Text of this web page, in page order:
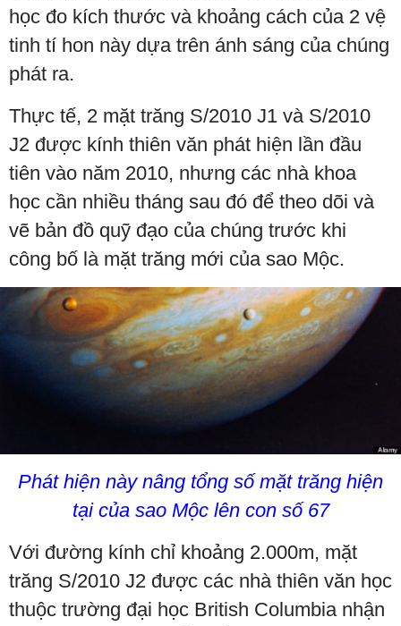
học đo kích thước và khoảng cách của 2 vệ
tinh tí hon này dựa trên ánh sáng của chúng
phát ra.
Thực tế, 2 mặt trăng S/2010 J1 và S/2010
J2 được kính thiên văn phát hiện lần đầu
tiên vào năm 2010, nhưng các nhà khoa
học cần nhiều tháng sau đó để theo dõi và
vẽ bản đồ quỹ đạo của chúng trước khi
công bố là mặt trăng mới của sao Mộc.
Phát hiện này nâng tổng số mặt trăng hiện
tại của sao Mộc lên con số 67
Với đường kính chỉ khoảng 2.000m, mặt
trăng S/2010 J2 được các nhà thiên văn học
thuộc trường đại học British Columbia nhận